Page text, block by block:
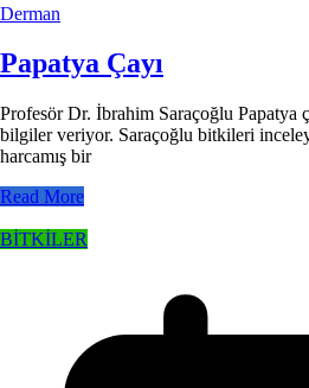
Derman
Papatya Çayı
Profesör Dr. İbrahim Saraçoğlu Papatya
bilgiler veriyor. Saraçoğlu bitkileri
harcamış bir
Read More
BİTKİLER